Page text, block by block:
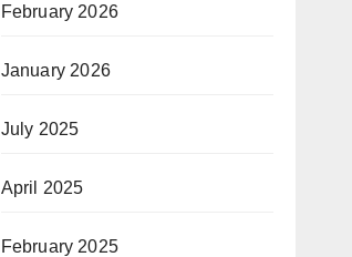
February 2026
January 2026
July 2025
April 2025
February 2025